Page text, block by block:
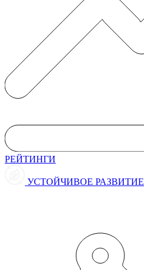
РЕЙТИНГИ
УСТОЙЧИВОЕ РАЗВИТИЕ